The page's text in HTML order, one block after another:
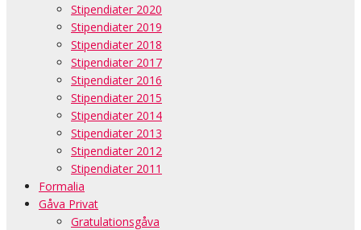
Stipendiater 2020
Stipendiater 2019
Stipendiater 2018
Stipendiater 2017
Stipendiater 2016
Stipendiater 2015
Stipendiater 2014
Stipendiater 2013
Stipendiater 2012
Stipendiater 2011
Formalia
Gåva Privat
Gratulationsgåva